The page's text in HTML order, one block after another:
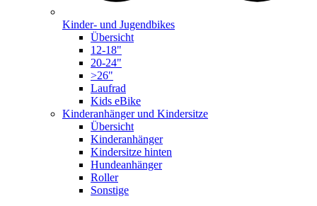
Kinder- und Jugendbikes
Übersicht
12-18"
20-24"
>26"
Laufrad
Kids eBike
Kinderanhänger und Kindersitze
Übersicht
Kinderanhänger
Kindersitze hinten
Hundeanhänger
Roller
Sonstige